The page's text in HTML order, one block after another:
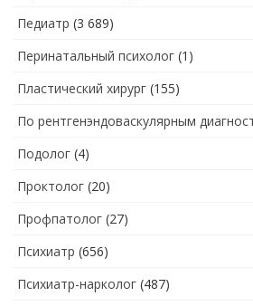
Педиатр (3 689)
Перинатальный психолог (1)
Пластический хирург (155)
По рентгенэндоваскулярным
Подолог (4)
Проктолог (20)
Профпатолог (27)
Психиатр (656)
Психиатр-нарколог (487)